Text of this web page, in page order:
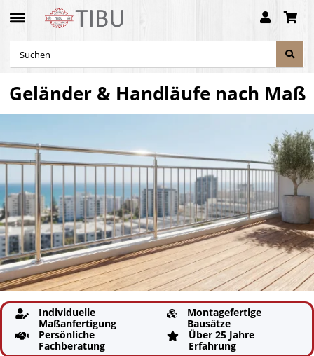
Geländer & Handläufe nach Maß

Individuelle
Maßanfertigung

Montagefertige
Bausätze

Persönliche
Fachberatung

Über 25 Jahre
Erfahrung